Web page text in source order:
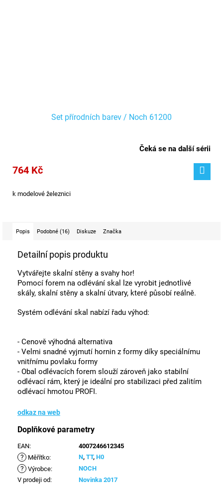
Set přírodních barev / Noch 61200
Čeká se na další sérii
764 Kč
k modelové železnici
Popis Podobné (16) Diskuze Značka
Detailní popis produktu
Vytvářejte skalní stěny a svahy hor!
Pomocí forem na odlévání skal lze vyrobit jednotlivé
skály, skalní stěny a skalní útvary, které působí reálně.
Systém odlévání skal nabízí řadu výhod:
- Cenově výhodná alternativa
- Velmi snadné vyjmutí hornin z formy díky speciálnímu
vnitřnímu povlaku formy
- Obal odlévacích forem slouží zároveň jako stabilní
odlévací rám, který je ideální pro stabilizaci před zalitím
odlévací hmotou PROFI.
odkaz na web
Doplňkové parametry
EAN: 4007246612345
? Měřítko: N, TT, H0
? Výrobce:
NOCH
V prodeji od: Novinka 2017